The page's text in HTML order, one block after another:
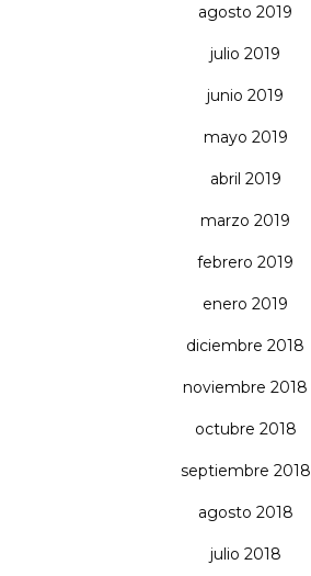
agosto 2019
julio 2019
junio 2019
mayo 2019
abril 2019
marzo 2019
febrero 2019
enero 2019
diciembre 2018
noviembre 2018
octubre 2018
septiembre 2018
agosto 2018
julio 2018